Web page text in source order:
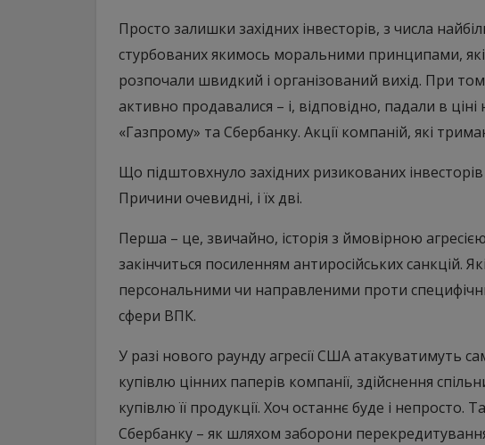
Просто залишки західних інвесторів, з числа
стурбованих якимось моральними принципами, які
розпочали швидкий і організований вихід. При
активно продавалися – і, відповідно, падали в ціні
«Газпрому» та Сбербанку. Акції компаній, які
Що підштовхнуло західних ризикованих інвесторів
Причини очевидні, і їх дві.
Перша – це, звичайно, історія з ймовірною
закінчиться посиленням антиросійських санкцій.
персональними чи направленими проти
сфери ВПК.
У разі нового раунду агресії США атакуватимуть
купівлю цінних паперів компанії, здійснення
купівлю її продукції. Хоч останнє буде і
Сбербанку – як шляхом заборони